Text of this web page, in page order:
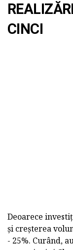
CINCI
Deoarece
și creșterea
- 25%. Curând,